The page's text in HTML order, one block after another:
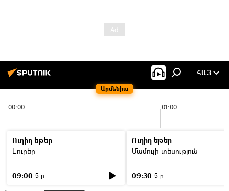
Արմենիա
ՀԱՅ
00:00 01:00
Ուղիղ եթեր
Լուրեր
09:00 5 ր
Ուղիղ եթեր
Մամուլի տեսություն
09:30 5 ր